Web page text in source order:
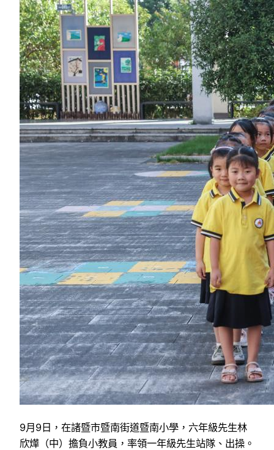
9月9日，在諸暨市暨南街道暨南小學，六年級先生林
欣燁（中）擔負小教員，率領一年級先生站隊、出操。